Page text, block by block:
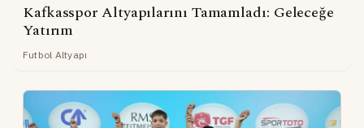
Kafkasspor Altyapılarını Tamamladı: Geleceğe
Yatırım
Futbol Altyapı